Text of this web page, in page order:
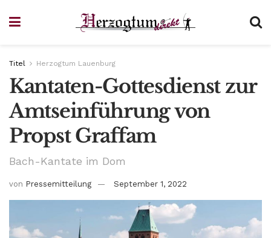
Titel Herzogtum Lauenburg
Kantaten-Gottesdienst zur
Amtseinführung von
Propst Graffam
Bach-Kantate im Dom
von Pressemitteilung September 1, 2022